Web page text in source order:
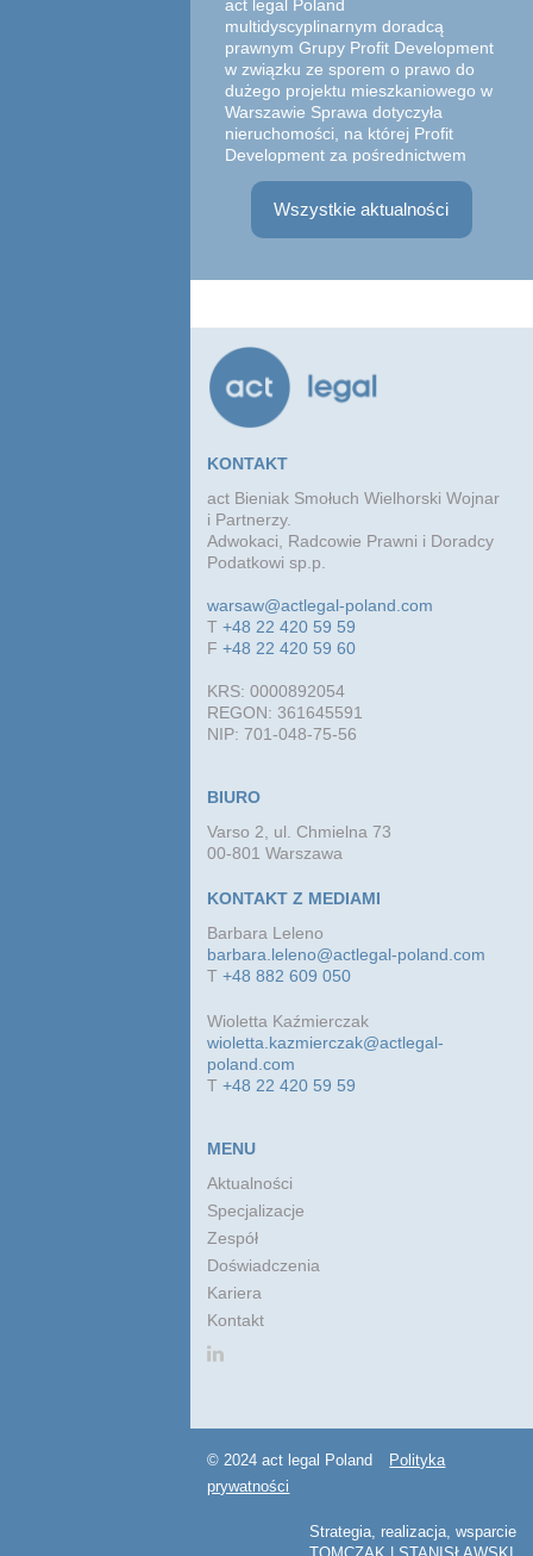
act legal Poland
multidyscyplinarnym doradcą
prawnym Grupy Profit Development
w związku ze sporem o prawo do
dużego projektu mieszkaniowego w
Warszawie Sprawa dotyczyła
nieruchomości, na której Profit
Development za pośrednictwem
Wszystkie aktualności
KONTAKT
act Bieniak Smołuch Wielhorski Wojnar
i Partnerzy.
Adwokaci, Radcowie Prawni i Doradcy
Podatkowi sp.p.
warsaw@actlegal-poland.com
T+48 22 420 59 59
F+48 22 420 59 60
KRS: 0000892054
REGON: 361645591
NIP: 701-048-75-56
BIURO
Varso 2, ul. Chmielna 73
00-801 Warszawa
KONTAKT Z MEDIAMI
Barbara Leleno
barbara.leleno@actlegal-poland.com
T+48 882 609 050
Wioletta Kaźmierczak
wioletta.kazmierczak@actlegal-
poland.com
T+48 22 420 59 59
MENU
Aktualności
Specjalizacje
Zespół
Doświadczenia
Kariera
Kontakt
© 2024 act legal Poland
Polityka
prywatności
Strategia, realizacja, wsparcie